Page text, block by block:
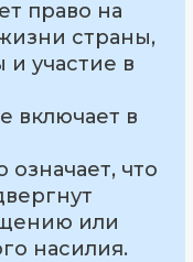
право на
страны,
участие в
включает в
что
или
насилия.